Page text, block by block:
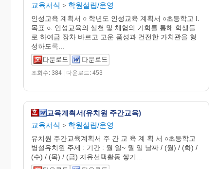
교육서식 > 학원설립/운영
인성교육 계획서 ○ 학년도 인성교육 계획서 ○초등학교 Ⅰ.
목표 ○. 인성교육의 실천 및 체험의 기회를 통해 학생들
로 하여금 장차 바르고 고운 품성과 건전한 가치관을 형
성하도록...
조회수: 384 | 다운로드: 453
교육계획서(유치원 주간교육)
교육서식 > 학원설립/운영
유치원 주간교육계획서 주 간 교 육 계 획 서 ○초등학교
병설유치원 주제 : 기간 : 월 일~ 월 일 날짜 / (월) / (화) /
(수) / (목) / (금) 자유선택활동 쌓기...